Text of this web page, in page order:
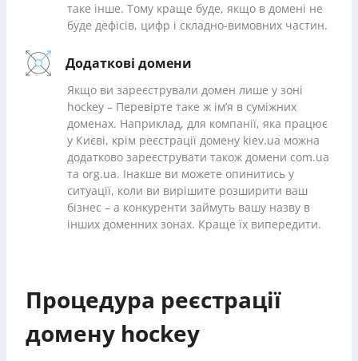
таке інше. Тому краще буде, якщо в домені не
буде дефісів, цифр і складно-вимовних частин.
Додаткові домени
Якщо ви зареєстрували домен лише у зоні
hockey – Перевірте таке ж ім’я в суміжних
доменах. Наприклад, для компанії, яка працює
у Києві, крім реєстрації домену kiev.ua можна
додатково зареєструвати також домени com.ua
та org.ua. Інакше ви можете опинитись у
ситуації, коли ви вирішите розширити ваш
бізнес – а конкуренти займуть вашу назву в
інших доменних зонах. Краще їх випередити.
Процедура реєстрації
домену hockey